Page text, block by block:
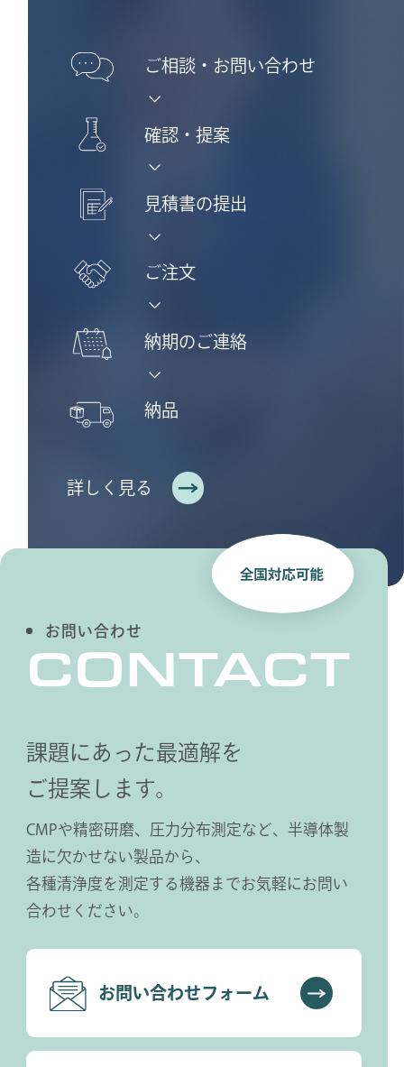
ご相談・ お問い合わせ
確認・提案
見積書の提出
ご注文
納期のご連絡
納品
詳しく見る
お問い合わせ
CONTACT
課題にあった最適解を
ご提案します。
CMPや精密研磨、圧力分布測定など、半導体製
造に欠かせない製品から、
各種清浄度を測定する機器までお気軽にお問い
合わせください。
お問い合わせフォーム